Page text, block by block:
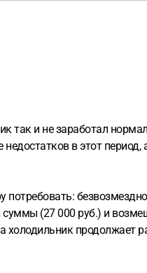
так и не заработал
в этот
суммы (27 000 руб.) и
продолжает